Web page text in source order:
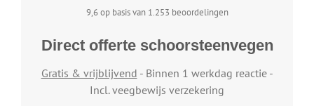
9,6 op basis van 1.253 beoordelingen
Direct offerte schoorsteenvegen
Gratis & vrijblijvend - Binnen 1 werkdag reactie -
Incl. veegbewijs verzekering